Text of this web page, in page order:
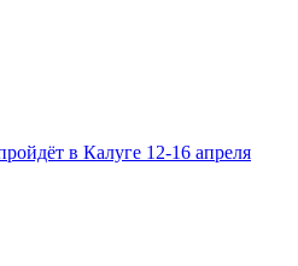
в Калуге 12-16 апреля